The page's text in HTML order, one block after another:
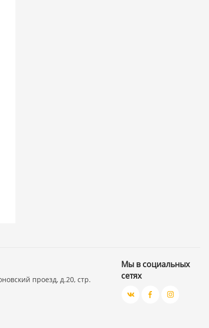
проезд, д.20, стр.
Мы в социальных
сетях